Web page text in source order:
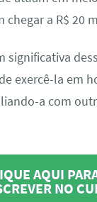
chegar a R$ 20
significativa
exercê-la em
a com
AQUI
NO